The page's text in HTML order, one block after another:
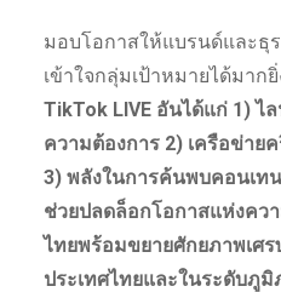
มอบโอกาสให้แบรนด์และธุ
เข้าใจกลุ่มเป้าหมายได้มาก
TikTok LIVE อันได้แก่ 1)
ความต้องการ 2) เครือข่าย
3) พลังในการค้นพบคอนเท
ช่วยปลดล็อกโอกาสแห่งควา
ไทยพร้อมขยายศักยภาพเศ
ประเทศไทยและในระดับภูมิ